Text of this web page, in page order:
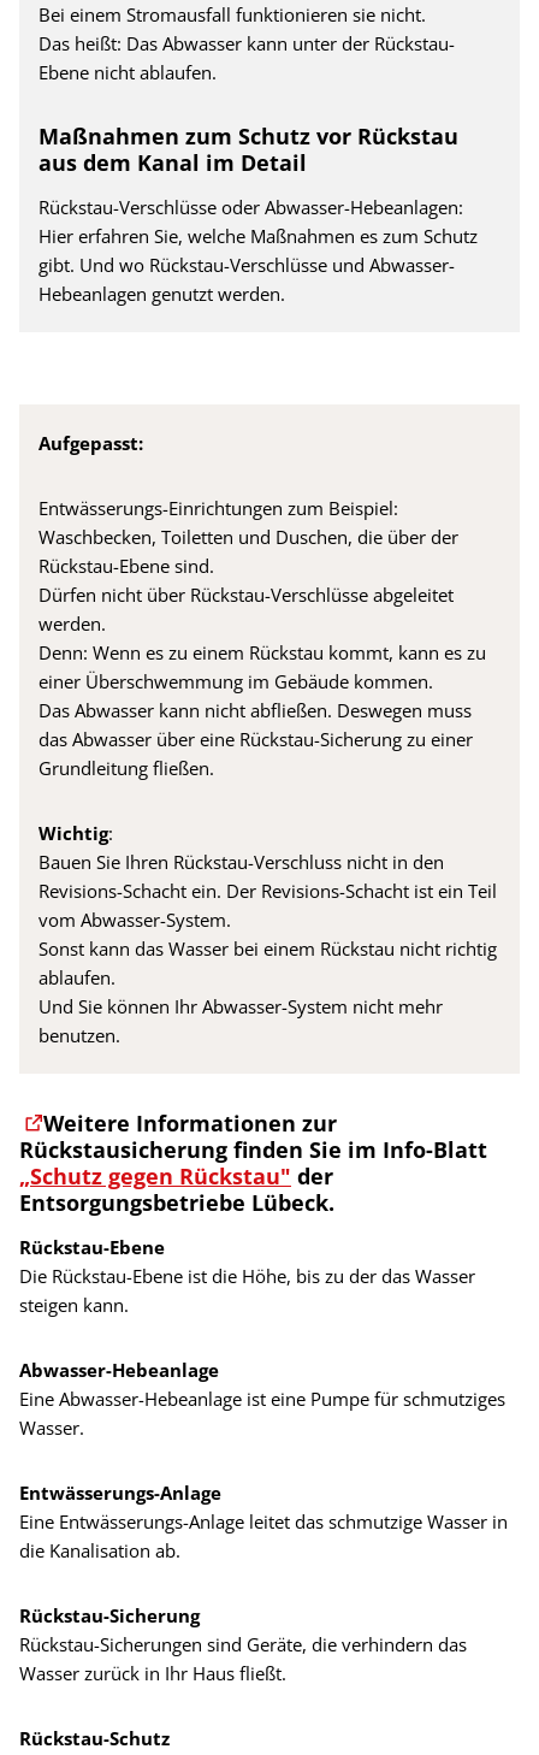
Bei einem Stromausfall funktionieren sie nicht.
Das heißt: Das Abwasser kann unter der Rückstau-
Ebene nicht ablaufen.
Maßnahmen zum Schutz vor Rückstau
aus dem Kanal im Detail
Rückstau-Verschlüsse oder Abwasser-Hebeanlagen:
Hier erfahren Sie, welche Maßnahmen es zum Schutz
gibt. Und wo Rückstau-Verschlüsse und Abwasser-
Hebeanlagen genutzt werden.
Aufgepasst:
Entwässerungs-Einrichtungen zum Beispiel:
Waschbecken, Toiletten und Duschen, die über der
Rückstau-Ebene sind.
Dürfen nicht über Rückstau-Verschlüsse abgeleitet
werden.
Denn: Wenn es zu einem Rückstau kommt, kann es zu
einer Überschwemmung im Gebäude kommen.
Das Abwasser kann nicht abfließen. Deswegen muss
das Abwasser über eine Rückstau-Sicherung zu einer
Grundleitung fließen.
Wichtig:
Bauen Sie Ihren Rückstau-Verschluss nicht in den
Revisions-Schacht ein. Der Revisions-Schacht ist ein Teil
vom Abwasser-System.
Sonst kann das Wasser bei einem Rückstau nicht richtig
ablaufen.
Und Sie können Ihr Abwasser-System nicht mehr
benutzen.
Weitere Informationen zur
Rückstausicherung finden Sie im Info-Blatt
„Schutz gegen Rückstau" der
Entsorgungsbetriebe Lübeck.
Rückstau-Ebene
Die Rückstau-Ebene ist die Höhe, bis zu der das Wasser
steigen kann.
Abwasser-Hebeanlage
Eine Abwasser-Hebeanlage ist eine Pumpe für schmutziges
Wasser.
Entwässerungs-Anlage
Eine Entwässerungs-Anlage leitet das schmutzige Wasser in
die Kanalisation ab.
Rückstau-Sicherung
Rückstau-Sicherungen sind Geräte, die verhindern das
Wasser zurück in Ihr Haus fließt.
Rückstau-Schutz